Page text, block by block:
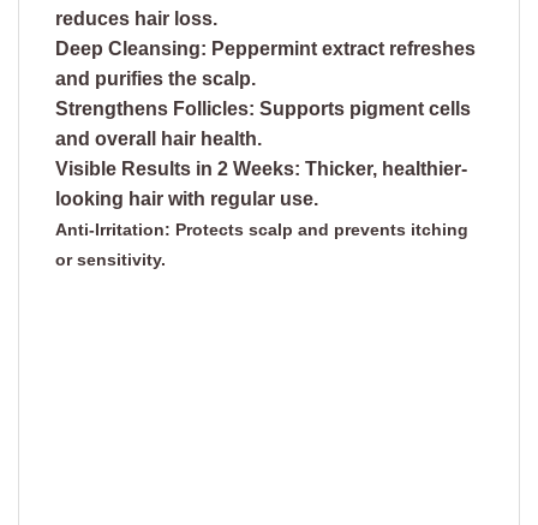
reduces hair loss.
Deep Cleansing: Peppermint extract refreshes
and purifies the scalp.
Strengthens Follicles: Supports pigment cells
and overall hair health.
Visible Results in 2 Weeks: Thicker, healthier-
looking hair with regular use.
Anti-Irritation: Protects scalp and prevents itching
or sensitivity.